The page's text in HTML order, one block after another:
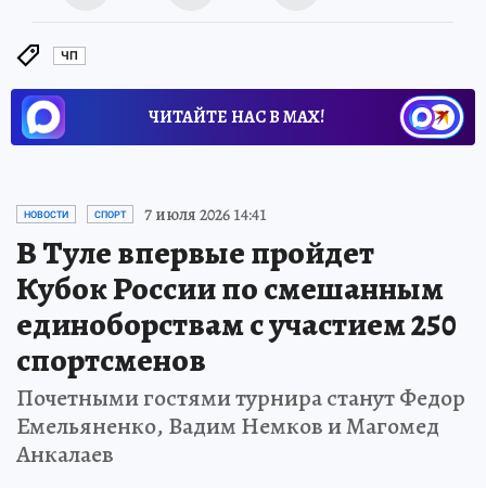
ЧП
ЧИТАЙТЕ НАС В МАХ!
НОВОСТИ СПОРТ 7 июля 2026 14:41
В Туле впервые пройдет
Кубок России по смешанным
единоборствам с участием 250
спортсменов
Почетными гостями турнира станут Федор
Емельяненко, Вадим Немков и Магомед
Анкалаев